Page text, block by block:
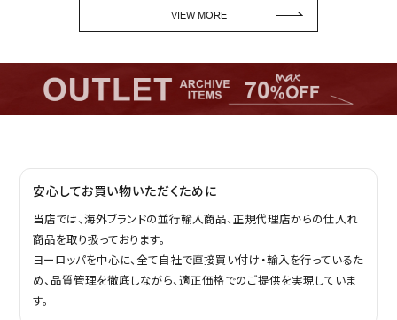
VIEW MORE
安心してお買い物いただくために
当店では、海外ブランドの並行輸入商品、正規代理店からの仕入れ
商品を取り扱っております。
ヨーロッパを中心に、全て自社で直接買い付け・輸入を行っているた
め、品質管理を徹底しながら、適正価格でのご提供を実現していま
す。